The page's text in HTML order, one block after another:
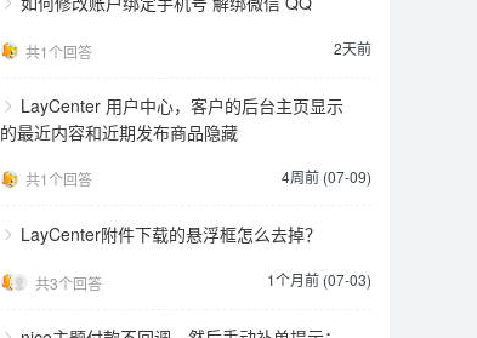
共1个回答 2天前
LayCenter 用户中心，客户的后台主页显示
的最近内容和近期发布商品隐藏
共1个回答 4周前 (07-09)
LayCenter附件下载的悬浮框怎么去掉？
共3个回答 1个月前 (07-03)